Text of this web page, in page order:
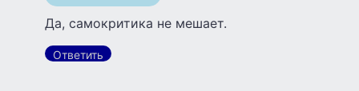
Да, самокритика не мешает.
Ответить